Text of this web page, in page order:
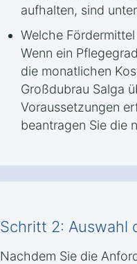
aufhalten, sind
Welche
Wenn ein
die monatlichen
Großdubrau Salga
Voraussetzungen
beantragen Sie die
Schritt 2: Auswahl
Nachdem Sie die